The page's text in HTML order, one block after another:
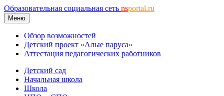
Образовательная социальная сеть nsportal.ru
Меню
Обзор возможностей
Детский проект «Алые паруса»
Аттестация педагогических работников
Детский сад
Начальная школа
Школа